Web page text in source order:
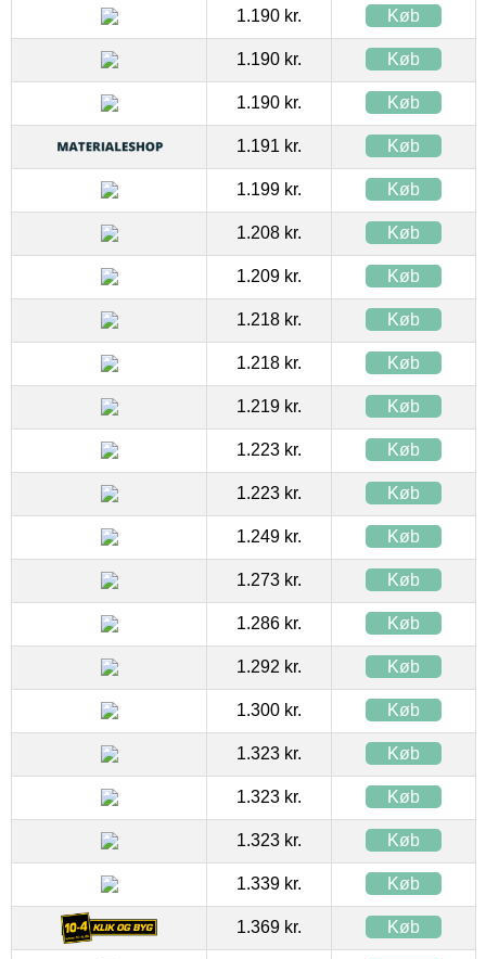
1.190 kr. Køb
1.190 kr. Køb
1.190 kr. Køb
1.191 kr. Køb
1.199 kr. Køb
1.208 kr. Køb
1.209 kr. Køb
1.218 kr. Køb
1.218 kr. Køb
1.219 kr. Køb
1.223 kr. Køb
1.223 kr. Køb
1.249 kr. Køb
1.273 kr. Køb
1.286 kr. Køb
1.292 kr. Køb
1.300 kr. Køb
1.323 kr. Køb
1.323 kr. Køb
1.323 kr. Køb
1.339 kr. Køb
1.369 kr. Køb